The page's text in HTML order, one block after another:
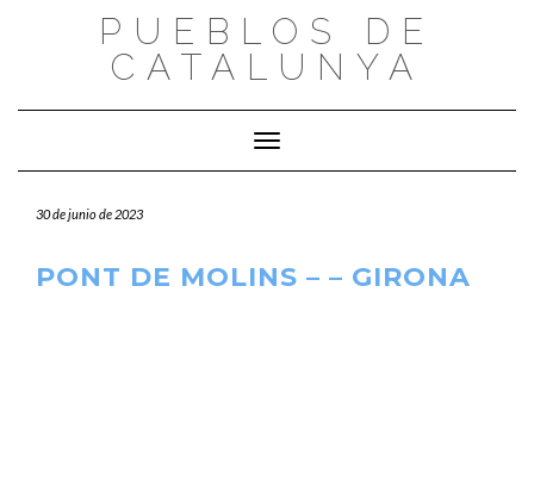
PUEBLOS DE
CATALUNYA
Cambiar modo de navegación
30 de junio de 2023
PONT DE MOLINS – – GIRONA